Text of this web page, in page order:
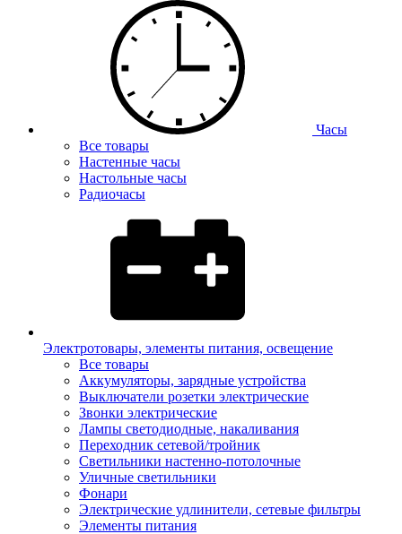
Часы
Все товары
Настенные часы
Настольные часы
Радиочасы
Электротовары, элементы питания, освещение
Все товары
Аккумуляторы, зарядные устройства
Выключатели розетки электрические
Звонки электрические
Лампы светодиодные, накаливания
Переходник сетевой/тройник
Светильники настенно-потолочные
Уличные светильники
Фонари
Электрические удлинители, сетевые фильтры
Элементы питания